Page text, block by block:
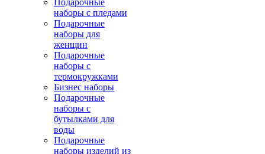
Подарочные
наборы с пледами
Подарочные
наборы для
женщин
Подарочные
наборы с
термокружками
Бизнес наборы
Подарочные
наборы с
бутылками для
воды
Подарочные
наборы изделий из